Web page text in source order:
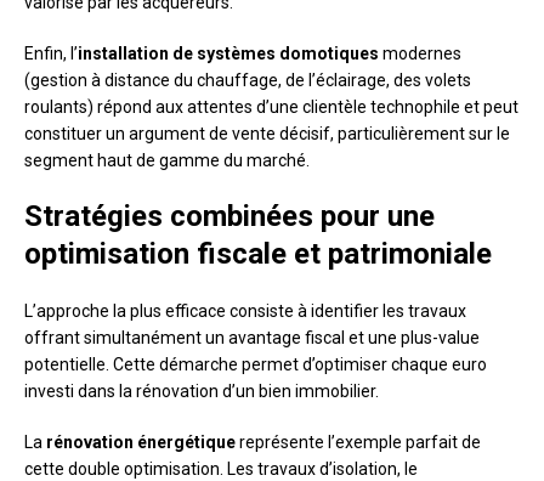
Enfin, l’installation de systèmes domotiques modernes
(gestion à distance du chauffage, de l’éclairage, des volets
roulants) répond aux attentes d’une clientèle technophile et peut
constituer un argument de vente décisif, particulièrement sur le
segment haut de gamme du marché.
Stratégies combinées pour une
optimisation fiscale et patrimoniale
L’approche la plus efficace consiste à identifier les travaux
offrant simultanément un avantage fiscal et une plus-value
potentielle. Cette démarche permet d’optimiser chaque euro
investi dans la rénovation d’un bien immobilier.
La rénovation énergétiquereprésente l’exemple parfait de
cette double optimisation. Les travaux d’isolation, le